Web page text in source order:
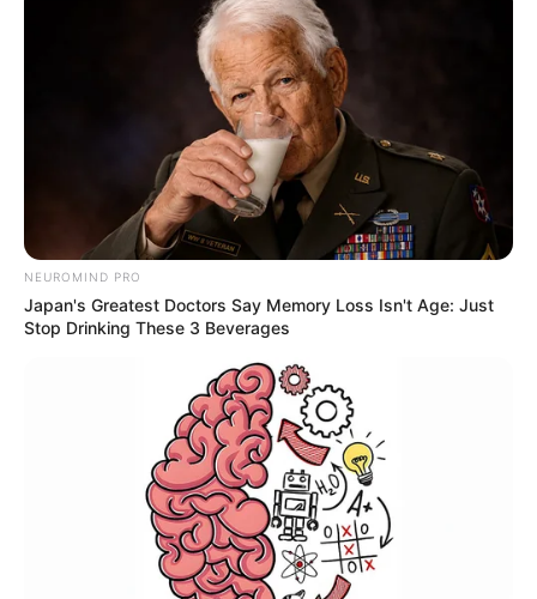
NEUROMIND PRO
Japan's Greatest Doctors Say Memory Loss Isn't Age: Just
Stop Drinking These 3 Beverages